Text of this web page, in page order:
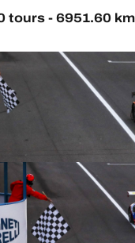
tours - 6951.60 km